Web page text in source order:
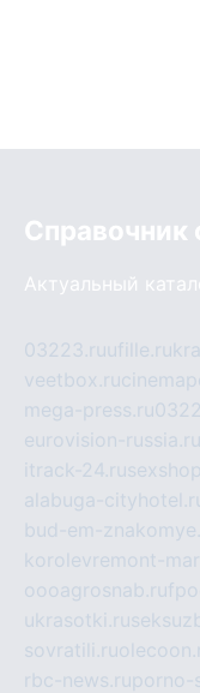
Справочник
Актуальный
03223.ruufille.ru
veetbox.ru
mega-press.ru
eurovision-russia.ru
itrack-24.ru
alabuga-
bud-em-
korolevremont-
oooagrosnab.ru
ukrasotki.ru
sovratili.ru
rbc-news.ruporno-